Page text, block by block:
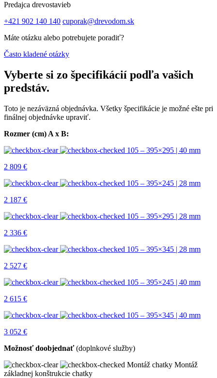
Predajca drevostavieb
+421 902 140 140 cuporak@drevodom.sk
Máte otázku alebo potrebujete poradiť?
Často kladené otázky
Vyberte si zo špecifikácií podľa vašich
predstáv.
Toto je nezáväzná objednávka. Všetky špecifikácie je možné ešte pri
finálnej objednávke upraviť.
Rozmer (cm) A x B:
105 – 395×295 | 40 mm
2 809 €
105 – 395×245 | 28 mm
2 187 €
105 – 395×295 | 28 mm
2 336 €
105 – 395×345 | 28 mm
2 527 €
105 – 395×245 | 40 mm
2 615 €
105 – 395×345 | 40 mm
3 052 €
Možnosť doobjednať(doplnkové služby)
Montáž chatky Montáž
základnej konštrukcie chatky